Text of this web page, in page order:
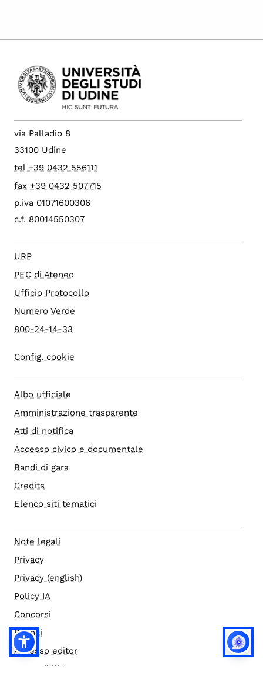
via Palladio 8
33100 Udine
tel +39 0432 556111
fax +39 0432 507715
p.iva 01071600306
c.f. 80014550307
URP
PEC di Ateneo
Ufficio Protocollo
Numero Verde
800-24-14-33
Config. cookie
Albo ufficiale
Amministrazione trasparente
Atti di notifica
Accesso civico e documentale
Bandi di gara
Credits
Elenco siti tematici
Note legali
Privacy
Privacy (english)
Policy IA
Concorsi
Bilanci
Accesso editor
Accessibilità